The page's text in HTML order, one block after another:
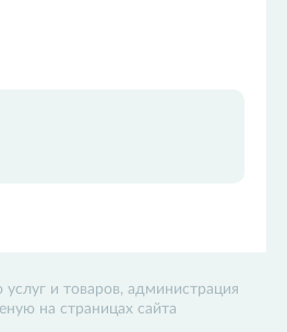
и товаров, администрация
на страницах сайта